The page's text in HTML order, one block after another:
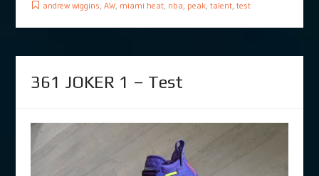
andrew wiggins AW, miami heat, nba peak, talent, test
361 JOKER 1 – Test